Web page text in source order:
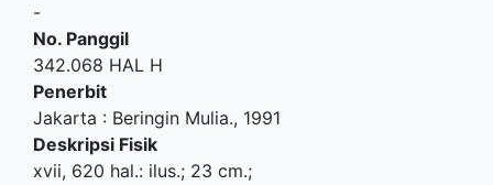
-
No. Panggil
342.068 HAL H
Penerbit
Jakarta : Beringin Mulia., 1991
Deskripsi Fisik
xvii, 620 hal.: ilus.; 23 cm.;